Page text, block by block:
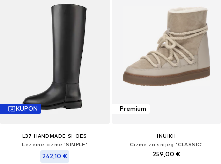
KUPON
L37 HANDMADE SHOES
Ležerne čizme 'SIMPLE'
242,10 €
Premium
INUIKII
Čizme za snijeg 'CLASSIC'
259,00 €